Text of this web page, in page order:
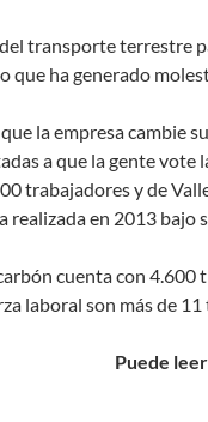
transporte terrestre
que ha generado
la empresa cambie
a que la gente vote
trabajadores y de
realizada en 2013 bajo
cuenta con
laboral son más de
Puede